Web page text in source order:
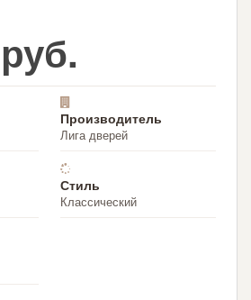
Производитель
Лига дверей
Стиль
Классический